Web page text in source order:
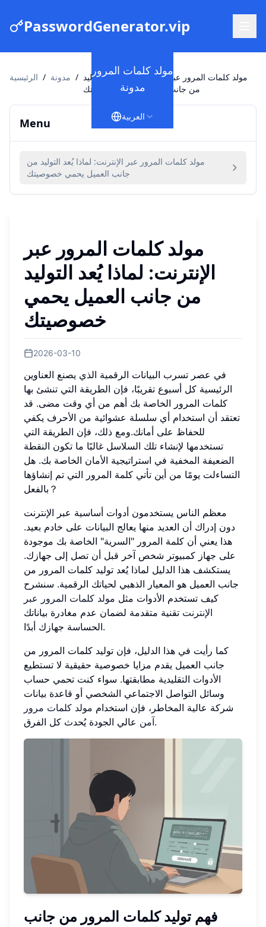
PasswordGenerator.vip
مولد كلمات المرور
مدونة
العربية
الرئيسية / مدونة / مولد كلمات المرور عبر الإنترنت: لماذا يُعد التوليد
من جانب العميل يحمي خصوصيتك
Menu
مولد كلمات المرور عبر الإنترنت: لماذا يُعد التوليد من
جانب العميل يحمي خصوصيتك
مولد كلمات المرور عبر
الإنترنت: لماذا يُعد التوليد
من جانب العميل يحمي
خصوصيتك
2026-03-10
في عصر تسرب البيانات الرقمية الذي يصنع العناوين
الرئيسية كل أسبوع تقريبًا، فإن الطريقة التي تنشئ بها
كلمات المرور الخاصة بك أهم من أي وقت مضى. قد
تعتقد أن استخدام أي سلسلة عشوائية من الأحرف يكفي
للحفاظ على أمانك.ومع ذلك، فإن الطريقة التي
تستخدمها لإنشاء تلك السلاسل غالبًا ما تكون النقطة
الضعيفة المخفية في استراتيجية الأمان الخاصة بك. هل
التساءلت يومًا من أين تأتي كلمة المرور التي تم إنشاؤها
بالفعل？
معظم الناس يستخدمون أدوات أساسية عبر الإنترنت
دون إدراك أن العديد منها يعالج البيانات على خادم بعيد.
هذا يعني أن كلمة المرور "السرية" الخاصة بك موجودة
على جهاز كمبيوتر شخص آخر قبل أن تصل إلى جهازك.
يستكشف هذا الدليل لماذا يُعد توليد كلمات المرور من
جانب العميل هو المعيار الذهبي لحياتك الرقمية. سنشرح
كيف تستخدم الأدوات مثل مولد كلمات المرور عبر
الإنترنت تقنية متقدمة لضمان عدم مغادرة بياناتك
الحساسة جهازك أبدًا.
كما رأيت في هذا الدليل، فإن توليد كلمات المرور من
جانب العميل يقدم مزايا خصوصية حقيقية لا تستطيع
الأدوات التقليدية مطابقتها. سواء كنت تحمي حساب
وسائل التواصل الاجتماعي الشخصي أو قاعدة بيانات
شركة عالية المخاطر، فإن استخدام مولد كلمات مرور
آمنعالي الجودة يُحدث كل الفرق.
فهم توليد كلمات المرور من جانب